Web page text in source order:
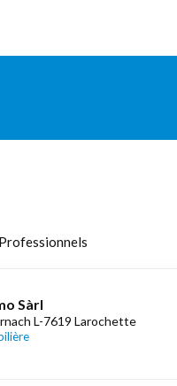
Professionnels
Sàrl
L-7619 Larochette